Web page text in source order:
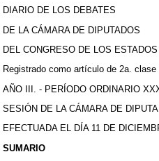
DIARIO DE LOS DEBATES
DE LA CÁMARA DE DIPUTADOS
DEL CONGRESO DE LOS
Registrado como artículo de 2a.
AÑO III. - PERÍODO ORDINARIO
SESIÓN DE LA CÁMARA DE
EFECTUADA EL DÍA 11 DE
SUMARIO